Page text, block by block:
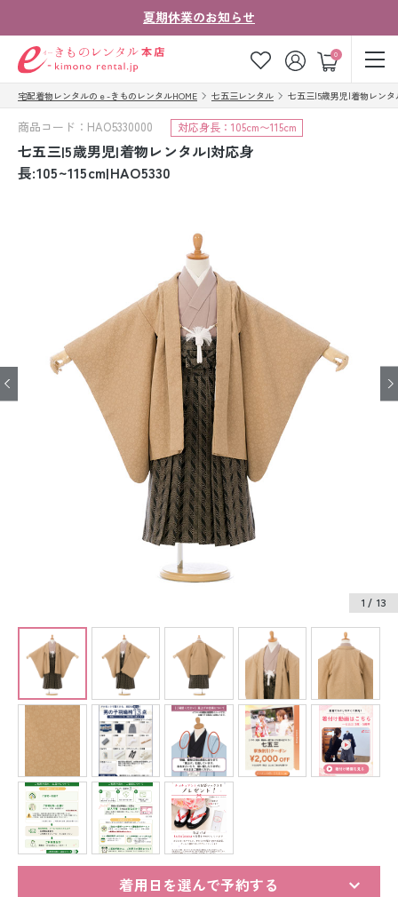
夏期休業のお知らせ
0
ゲスト
お気に入り ログイン カート
ご注文の流れ
会社案内
お客様はこちら
着物の種類から探す
七五三レンタル
訪問着・付下げレンタル
ジュニア着物レンタル
ジュニア洋装レンタル
ベビー洋装レンタル
紋付袴レンタル
留袖レンタル
男性礼装レンタル
宅配着物レンタルのｅ-きものレンタルHOME 七五三レンタル 七五三|5歳男児|着物レンタ
商品コード：HAO5330000 対応身長：105cm〜115cm
七五三|5歳男児|着物レンタル|対応身
長:105~115cm|HAO5330
1 / 13
着用日を選んで予約する